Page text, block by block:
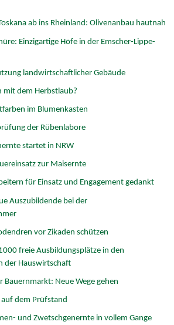
ab ins Rheinland: Olivenanbau hautnah
Einzigartige Höfe in der Emscher-Lippe-
landwirtschaftlicher Gebäude
mit dem Herbstlaub?
im Blumenkasten
der Rübenlabore
startet in NRW
zur Maisernte
für Einsatz und Engagement gedankt
Auszubildende bei der
vor Zikaden schützen
freie Ausbildungsplätze in den
der Hauswirtschaft
Bauernmarkt: Neue Wege gehen
auf dem Prüfstand
und Zwetschgenernte in vollem Gange